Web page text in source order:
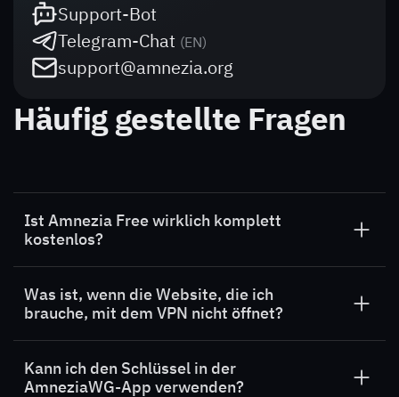
Support-Bot
Telegram-Chat (EN)
support@amnezia.org
Häufig gestellte Fragen
Ist Amnezia Free wirklich komplett
kostenlos?
VPN. Es ermöglicht jedoch nur den Zugriff auf
bestimmte Websites in einer bestimmten
Region. Alle anderen Websites werden ohne
Nutzung des VPN geöffnet.
Was ist, wenn die Website, die ich
brauche, mit dem VPN nicht öffnet?
lädt und Sie glauben, dass sie zu
hinzugefügt werden sollte, schreiben Sie uns
Kann ich den Schlüssel in der
AmneziaWG-App verwenden?